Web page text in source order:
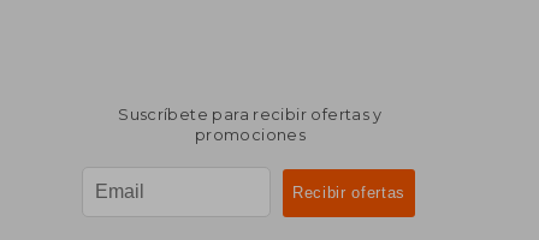
Suscríbete para recibir ofertas y
promociones